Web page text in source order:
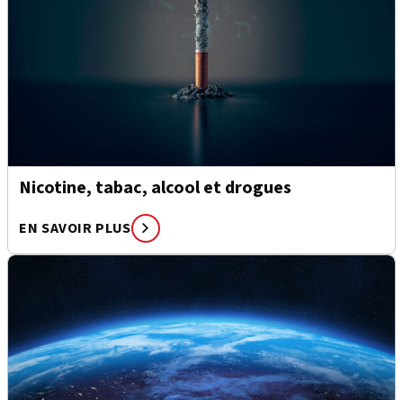
Nicotine, tabac, alcool et drogues
EN SAVOIR PLUS